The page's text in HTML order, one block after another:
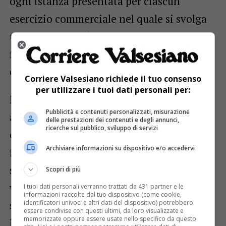
esercizio commerciale nel quale si svolga
una delle attività ammesse ai
finanziamenti previste dal Bando fino ad
esaurimento delle risorse disponibili.
Per i singoli esercizi commerciali sono
ammesse le spese relative a: illuminazione
esterna, tende e insegne; rifacimento di
facciate di immobili per la porzione su cui
si affacciano gli esercizi; sistemazione di
vetrine, comprese le serrande;
sistemazione di dehors, compreso
l’acquisto di sedie, tavoli, fioriere,
Corriere Valsesiano richiede il tuo consenso
per utilizzare i tuoi dati personali per:
Pubblicità e contenuti personalizzati, misurazione
delle prestazioni dei contenuti e degli annunci,
ricerche sul pubblico, sviluppo di servizi
Archiviare informazioni su dispositivo e/o accedervi
Scopri di più
I tuoi dati personali verranno trattati da 431 partner e le
informazioni raccolte dal tuo dispositivo (come cookie,
identificatori univoci e altri dati del dispositivo) potrebbero
essere condivise con questi ultimi, da loro visualizzate e
memorizzate oppure essere usate nello specifico da questo